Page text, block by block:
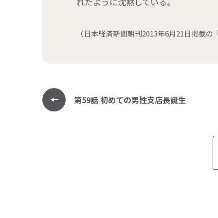
（日本経済新聞朝刊2013年6月21日掲載
第59話 初めての男性支店長誕生